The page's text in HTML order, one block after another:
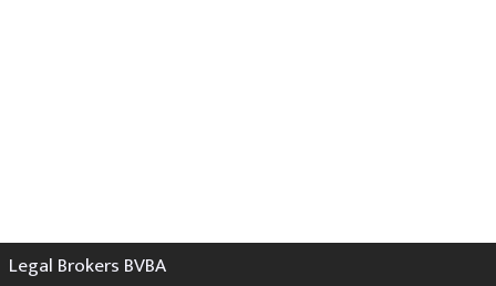
Legal Brokers BVBA